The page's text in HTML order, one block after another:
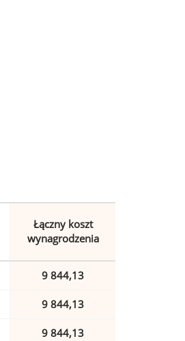
Łączny koszt
wynagrodzenia
9 844,13
9 844,13
9 844,13